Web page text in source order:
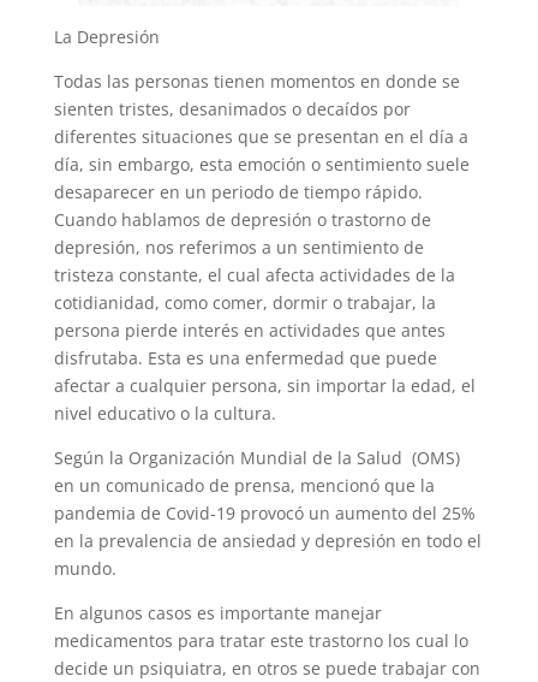
La Depresión
Todas las personas tienen momentos en donde se
sienten tristes, desanimados o decaídos por
diferentes situaciones que se presentan en el día a
día, sin embargo, esta emoción o sentimiento suele
desaparecer en un periodo de tiempo rápido.
Cuando hablamos de depresión o trastorno de
depresión, nos referimos a un sentimiento de
tristeza constante, el cual afecta actividades de la
cotidianidad, como comer, dormir o trabajar, la
persona pierde interés en actividades que antes
disfrutaba. Esta es una enfermedad que puede
afectar a cualquier persona, sin importar la edad, el
nivel educativo o la cultura.
Según la Organización Mundial de la Salud (OMS)
en un comunicado de prensa, mencionó que la
pandemia de Covid-19 provocó un aumento del 25%
en la prevalencia de ansiedad y depresión en todo el
mundo.
En algunos casos es importante manejar
medicamentos para tratar este trastorno los cual lo
decide un psiquiatra, en otros se puede trabajar con